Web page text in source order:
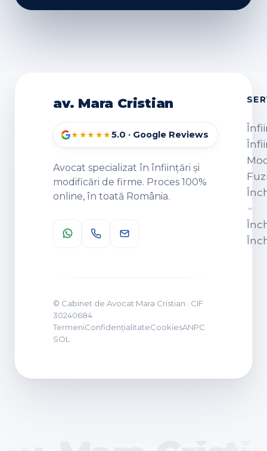
av. Mara Cristian
★★★★★5.0 · Google Reviews
Avocat specializat în înființări și
modificări de firme. Proces 100%
online, în toată România.
© Cabinet de Avocat Mara Cristian · CIF
30240684
TermeniConfidențialitateCookiesANPC
SOL